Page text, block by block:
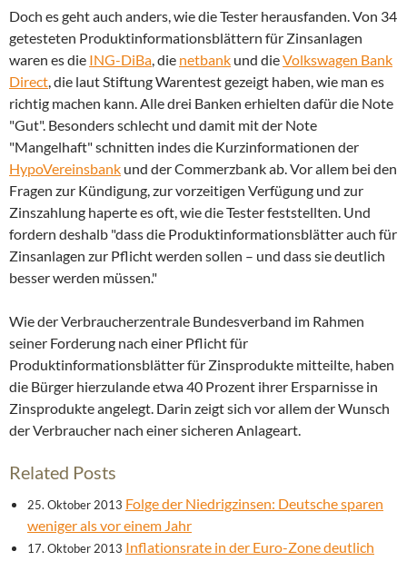
Doch es geht auch anders, wie die Tester herausfanden. Von 34
getesteten Produktinformationsblättern für Zinsanlagen
waren es die ING-DiBa, die netbank und dieVolkswagen Bank
Direct, die laut Stiftung Warentest gezeigt haben, wie man es
richtig machen kann. Alle drei Banken erhielten dafür die Note
"Gut". Besonders schlecht und damit mit der Note
"Mangelhaft" schnitten indes die Kurzinformationen der
HypoVereinsbank und der Commerzbank ab. Vor allem bei den
Fragen zur Kündigung, zur vorzeitigen Verfügung und zur
Zinszahlung haperte es oft, wie die Tester feststellten. Und
fordern deshalb "dass die Produktinformationsblätter auch für
Zinsanlagen zur Pflicht werden sollen – und dass sie deutlich
besser werden müssen."
Wie der Verbraucherzentrale Bundesverband im Rahmen
seiner Forderung nach einer Pflicht für
Produktinformationsblätter für Zinsprodukte mitteilte, haben
die Bürger hierzulande etwa 40 Prozent ihrer Ersparnisse in
Zinsprodukte angelegt. Darin zeigt sich vor allem der Wunsch
der Verbraucher nach einer sicheren Anlageart.
Related Posts
25. Oktober 2013 Folge der Niedrigzinsen: Deutsche sparen
weniger als vor einem Jahr
17. Oktober 2013 Inflationsrate in der Euro-Zone deutlich